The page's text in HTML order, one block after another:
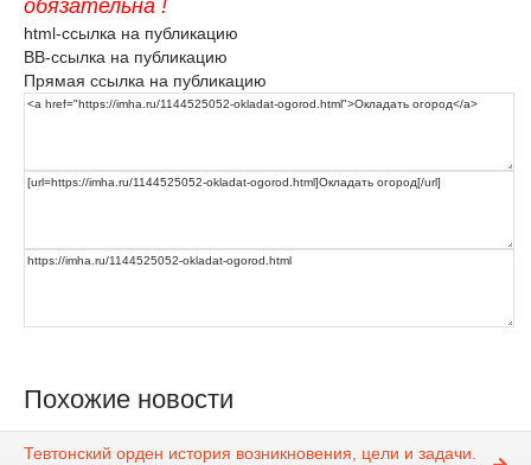
обязательна !
html-ссылка на публикацию
BB-ссылка на публикацию
Прямая ссылка на публикацию
Похожие новости
Тевтонский орден история возникновения, цели и задачи.